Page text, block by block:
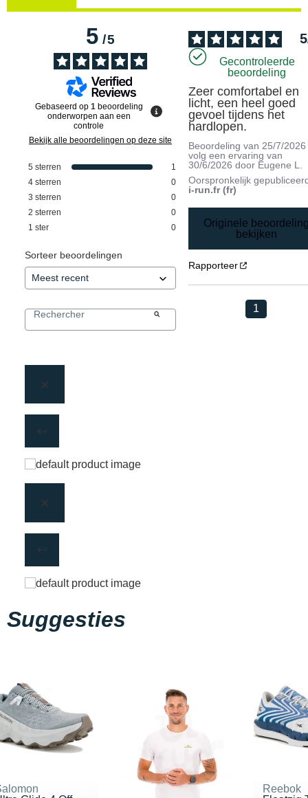
5/5
Gebaseerd op 1 beoordeling
onderworpen aan een
controle
Bekijk alle beoordelingen op deze site
5 sterren
1
4 sterren
0
3 sterren
0
2 sterren
0
1 ster 0
Sorteer beoordelingen
5
Gecontroleerde
beoordeling
Zeer comfortabel en
licht, een heel goed
gevoel tijdens het
hardlopen.
Beoordeling van 25/7/2026
volg een ervaring van
30/6/2026 door Eugene L.
Oorspronkelijk
i-run.fr (fr)
Originele
bekijken
Rapporteer
1
Suggesties
Reebok